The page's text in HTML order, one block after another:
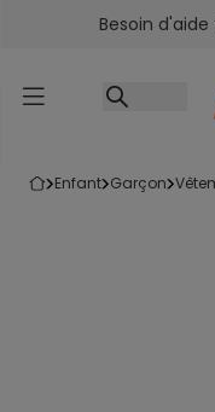
Accéder au contenu
Besoin
enfant garçon